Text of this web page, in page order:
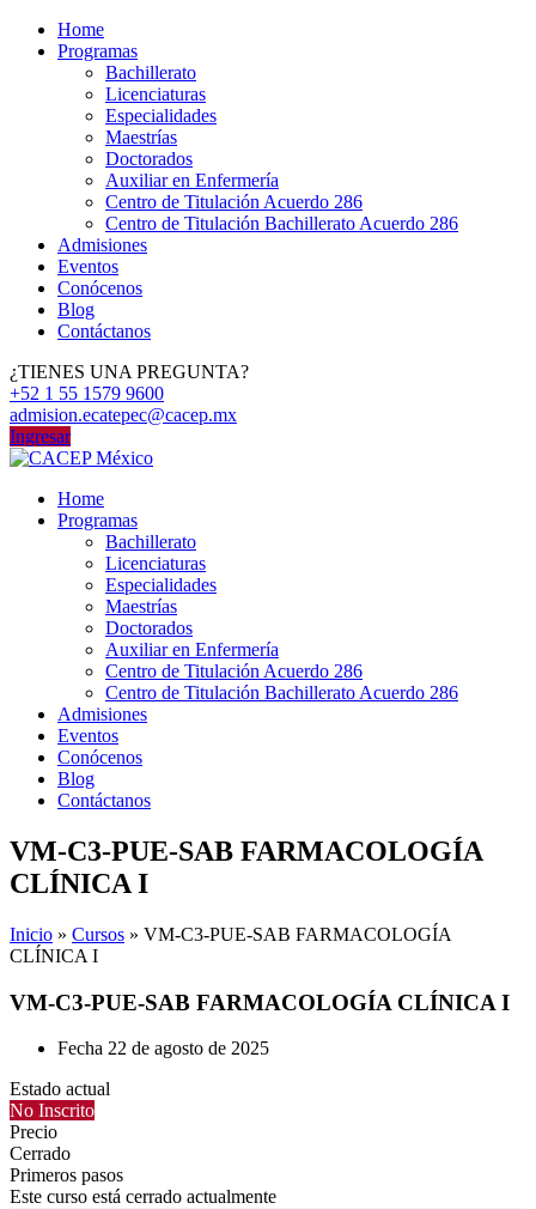
Home
Programas
Bachillerato
Licenciaturas
Especialidades
Maestrías
Doctorados
Auxiliar en Enfermería
Centro de Titulación Acuerdo 286
Centro de Titulación Bachillerato Acuerdo 286
Admisiones
Eventos
Conócenos
Blog
Contáctanos
¿TIENES UNA PREGUNTA?
+52 1 55 1579 9600
admision.ecatepec@cacep.mx
Ingresar
Home
Programas
Bachillerato
Licenciaturas
Especialidades
Maestrías
Doctorados
Auxiliar en Enfermería
Centro de Titulación Acuerdo 286
Centro de Titulación Bachillerato Acuerdo 286
Admisiones
Eventos
Conócenos
Blog
Contáctanos
VM-C3-PUE-SAB FARMACOLOGÍA
CLÍNICA I
Inicio » Cursos » VM-C3-PUE-SAB FARMACOLOGÍA
CLÍNICA I
VM-C3-PUE-SAB FARMACOLOGÍA CLÍNICA I
Fecha 22 de agosto de 2025
Estado actual
No Inscrito
Precio
Cerrado
Primeros pasos
Este curso está cerrado actualmente